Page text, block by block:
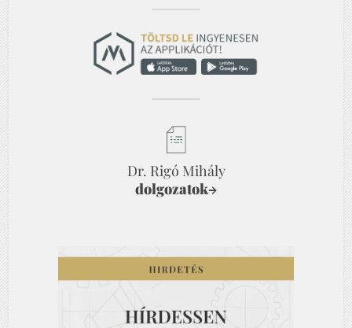
Dr. Rigó Mihály
dolgozatok→